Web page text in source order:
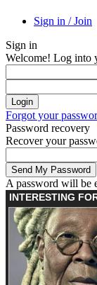
Sign in / Join
Sign in
Welcome! Log into
Forgot your
Password recovery
Recover your
A password will be